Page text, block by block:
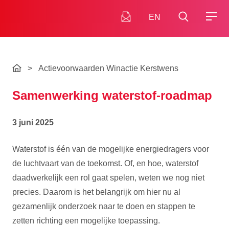
EN
> Actievoorwaarden Winactie Kerstwens
Samenwerking waterstof-roadmap
3 juni 2025
Waterstof is één van de mogelijke energiedragers voor
de luchtvaart van de toekomst. Of, en hoe, waterstof
daadwerkelijk een rol gaat spelen, weten we nog niet
precies. Daarom is het belangrijk om hier nu al
gezamenlijk onderzoek naar te doen en stappen te
zetten richting een mogelijke toepassing.